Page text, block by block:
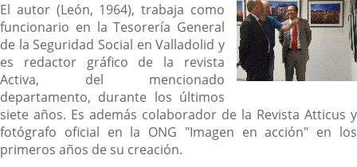
El autor (León, 1964), trabaja como
funcionario en la Tesorería General
de la Seguridad Social en Valladolid y
es redactor gráfico de la revista
Activa, del mencionado
departamento, durante los últimos
siete años. Es además colaborador de la Revista Atticus y
fotógrafo oficial en la ONG "Imagen en acción" en los
primeros años de su creación.